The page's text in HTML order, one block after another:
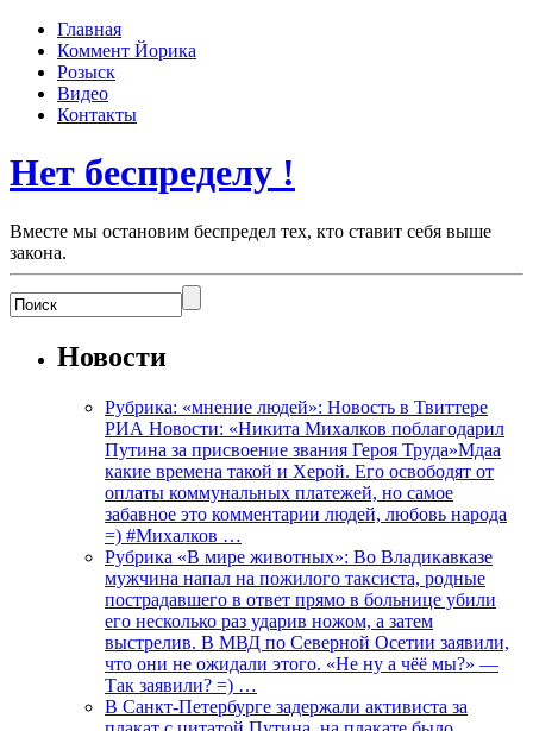
Главная
Коммент Йорика
Розыск
Видео
Контакты
Нет беспределу !
Вместе мы остановим беспредел тех, кто ставит себя выше
закона.
Новости
Рубрика: «мнение людей»: Новость в Твиттере
РИА Новости: «Никита Михалков поблагодарил
Путина за присвоение звания Героя Труда»Мдаа
какие времена такой и Херой. Его освободят от
оплаты коммунальных платежей, но самое
забавное это комментарии людей, любовь народа
=) #Михалков …
Рубрика «В мире животных»: Во Владикавказе
мужчина напал на пожилого таксиста, родные
пострадавшего в ответ прямо в больнице убили
его несколько раз ударив ножом, а затем
выстрелив. В МВД по Северной Осетии заявили,
что они не ожидали этого. «Не ну а чёё мы?» —
Так заявили? =) …
В Санкт-Петербурге задержали активиста за